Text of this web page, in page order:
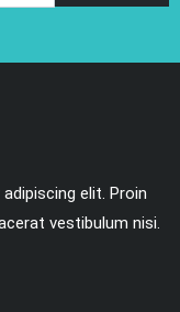
elit. Proin
vestibulum nisi.